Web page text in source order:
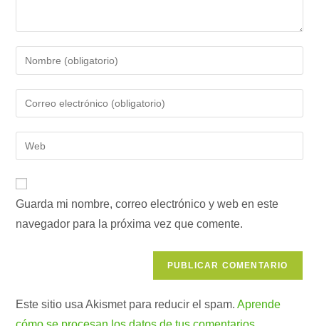
tu
nombre
de
usuario
para
tu
dirección
de
para
comentar
la
de
tu
web
Guarda mi nombre, correo electrónico y web en este
navegador para la próxima vez que comente.
Este sitio usa Akismet para reducir el spam.Aprende